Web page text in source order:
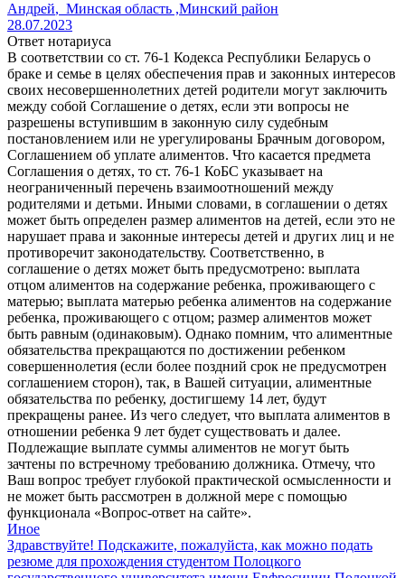
Андрей, Минская область ,Минский район
28.07.2023
Ответ нотариуса
В соответствии со ст. 76-1 Кодекса Республики Беларусь о
браке и семье в целях обеспечения прав и законных интересов
своих несовершеннолетних детей родители могут заключить
между собой Соглашение о детях, если эти вопросы не
разрешены вступившим в законную силу судебным
постановлением или не урегулированы Брачным договором,
Соглашением об уплате алиментов. Что касается предмета
Соглашения о детях, то ст. 76-1 КоБС указывает на
неограниченный перечень взаимоотношений между
родителями и детьми. Иными словами, в соглашении о детях
может быть определен размер алиментов на детей, если это не
нарушает права и законные интересы детей и других лиц и не
противоречит законодательству. Соответственно, в
соглашение о детях может быть предусмотрено: выплата
отцом алиментов на содержание ребенка, проживающего с
матерью; выплата матерью ребенка алиментов на содержание
ребенка, проживающего с отцом; размер алиментов может
быть равным (одинаковым). Однако помним, что алиментные
обязательства прекращаются по достижении ребенком
совершеннолетия (если более поздний срок не предусмотрен
соглашением сторон), так, в Вашей ситуации, алиментные
обязательства по ребенку, достигшему 14 лет, будут
прекращены ранее. Из чего следует, что выплата алиментов в
отношении ребенка 9 лет будет существовать и далее.
Подлежащие выплате суммы алиментов не могут быть
зачтены по встречному требованию должника. Отмечу, что
Ваш вопрос требует глубокой практической осмысленности и
не может быть рассмотрен в должной мере с помощью
функционала «Вопрос-ответ на сайте».
Иное
Здравствуйте! Подскажите, пожалуйста, как можно подать
резюме для прохождения студентом Полоцкого